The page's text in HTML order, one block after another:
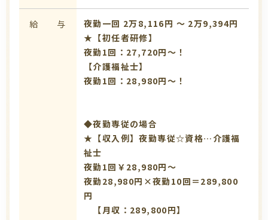
給 与
夜勤一回 2万8,116円 〜 2万9,394円
★【初任者研修】
夜勤1回：27,720円～！
【介護福祉士】
夜勤1回：28,980円～！
◆夜勤専従の場合
★【収入例】夜勤専従☆資格…介護福
祉士
夜勤1回￥28,980円～
夜勤28,980円×夜勤10回＝289,800
円
【月収：289,800円】